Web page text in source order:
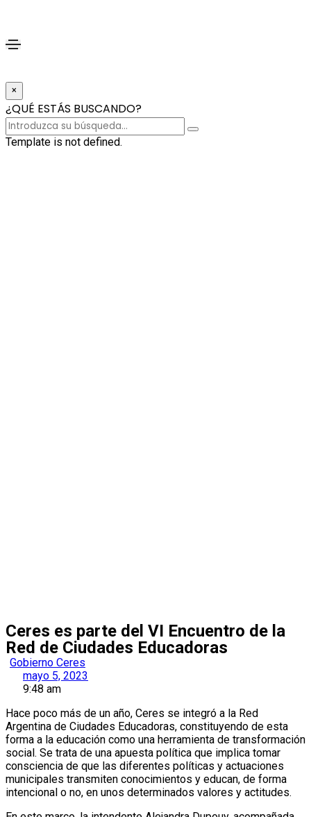
×
¿QUÉ ESTÁS BUSCANDO?
Template is not defined.
Ceres es parte del VI Encuentro de la
Red de Ciudades Educadoras
Gobierno Ceres
mayo 5, 2023
9:48 am
Hace poco más de un año, Ceres se integró a la Red
Argentina de Ciudades Educadoras, constituyendo de esta
forma a la educación como una herramienta de transformación
social. Se trata de una apuesta política que implica tomar
consciencia de que las diferentes políticas y actuaciones
municipales transmiten conocimientos y educan, de forma
intencional o no, en unos determinados valores y actitudes.